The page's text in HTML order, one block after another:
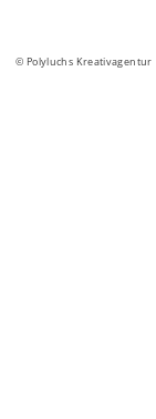
© Polyluchs Kreativagentur